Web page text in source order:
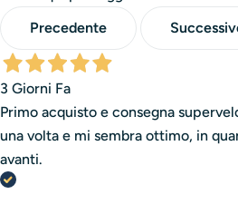
È una storia di competenza,
Una storia che continua ogni
laboratori, per arrivare sulle mani
Precedente
3 Giorni Fa
Primo acquisto e consegna
una volta e mi sembra ottimo, in
avanti.